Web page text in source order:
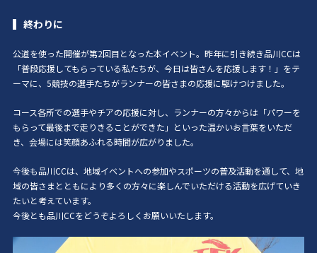
終わりに
公道を使った開催が第2回目となった本イベント。昨年に引き続き品川CCは
「普段応援してもらっている私たちが、今日は皆さんを応援します！」をテ
ーマに、5競技の選手たちがランナーの皆さまの応援に駆けつけました。
コース各所での選手やチアの応援に対し、ランナーの方々からは「パワーを
もらって最後まで走りきることができた」といった温かいお言葉をいただ
き、会場には笑顔あふれる時間が広がりました。
今後も品川CCは、地域イベントへの参加やスポーツの普及活動を通して、地
域の皆さまとともにより多くの方々に楽しんでいただける活動を広げていき
たいと考えています。
今後とも品川CCをどうぞよろしくお願いいたします。